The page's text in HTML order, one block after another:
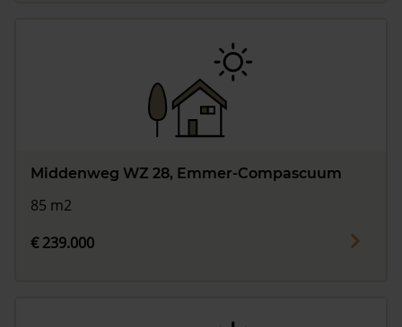
Middenweg WZ 28, Emmer-Compascuum
85 m2
€ 239.000